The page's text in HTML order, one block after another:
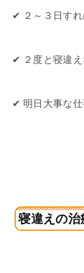
✔ ２～３日す
✔ ２度と寝違
✔ 明日大事な
寝違えの治